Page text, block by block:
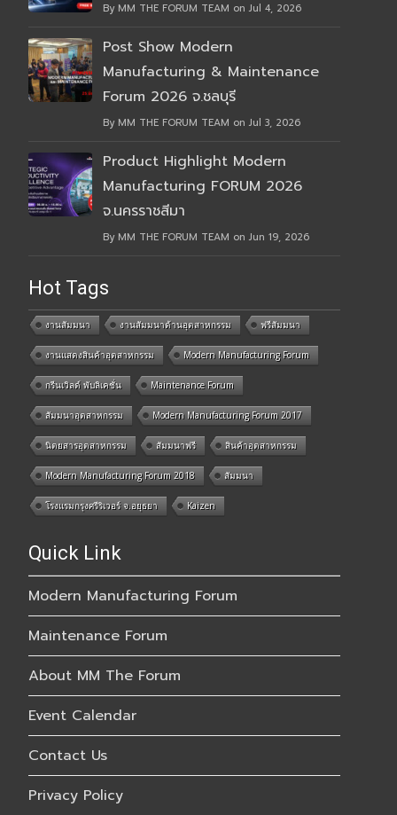
By MM THE FORUM TEAM on Jul 4, 2026
Post Show Modern
Manufacturing & Maintenance
Forum 2026 จ.ชลบุรี
By MM THE FORUM TEAM on Jul 3, 2026
Product Highlight Modern
Manufacturing FORUM 2026
จ.นครราชสีมา
By MM THE FORUM TEAM on Jun 19, 2026
Hot Tags
งานสัมมนา งานสัมมนาด้านอุตสาหกรรม ฟรีสัมมนา
งานแสดงสินค้าอุตสาหกรรม Modern Manufacturing Forum
กรีนเวิลด์ พับลิเคชั่น Maintenance Forum
สัมมนาอุตสาหกรรม Modern Manufacturing Forum 2017
นิตยสารอุตสาหกรรม สัมมนาฟรี สินค้าอุตสาหกรรม
Modern Manufacturing Forum 2018 สัมมนา
โรงแรมกรุงศรีริเวอร์ จ.อยุธยา Kaizen
Quick Link
Modern Manufacturing Forum
Maintenance Forum
About MM The Forum
Event Calendar
Contact Us
Privacy Policy